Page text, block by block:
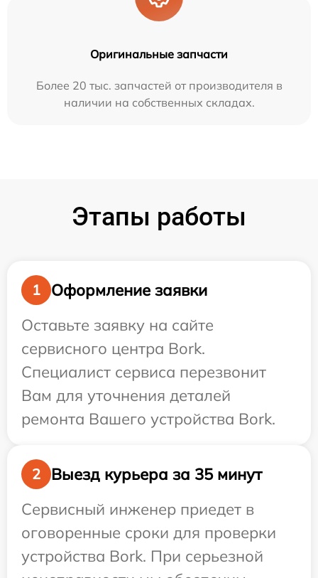
Оригинальные запчасти
Более 20 тыс. запчастей от производителя в
наличии на собственных складах.
Этапы работы
1
Оформление заявки
Оставьте заявку на сайте
сервисного центра Bork.
Специалист сервиса перезвонит
Вам для уточнения деталей
ремонта Вашего устройства Bork.
2
Выезд курьера за 35 минут
Сервисный инженер приедет в
оговоренные сроки для проверки
устройства Bork. При серьезной